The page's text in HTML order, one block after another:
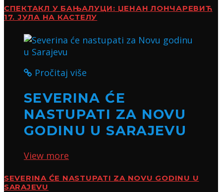
СПЕКТАКЛ У БАЊАЛУЦИ: ЏЕНАН ЛОНЧАРЕВИЋ
17. ЈУЛА НА КАСТЕЛУ
Pročitaj više
SEVERINA ĆE
NASTUPATI ZA NOVU
GODINU U SARAJEVU
View more
SEVERINA ĆE NASTUPATI ZA NOVU GODINU U
SARAJEVU